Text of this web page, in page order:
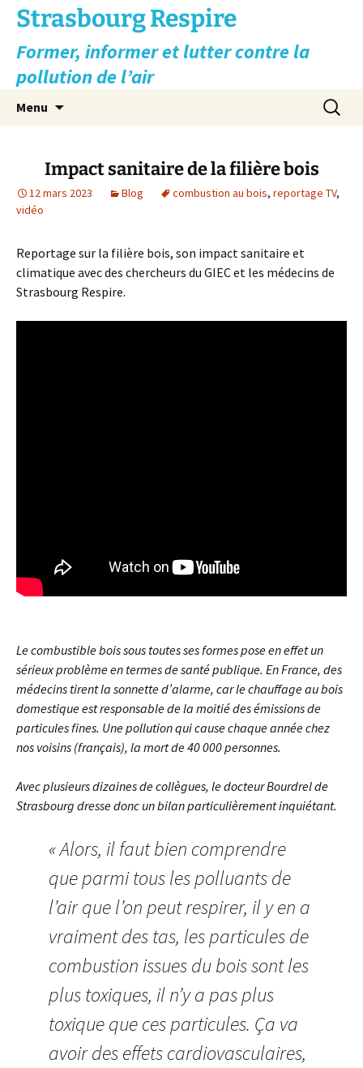
Aller
contenu
Strasbourg Respire
Former, informer et lutter contre la
pollution de l’air
Menu
Impact sanitaire de la filière bois
12 mars 2023 Blog combustion au bois, reportage TV,
vidéo
Reportage sur la filière bois, son impact sanitaire et
climatique avec des chercheurs du GIEC et les médecins de
Strasbourg Respire.
Le combustible bois sous toutes ses formes pose en effet un
sérieux problème en termes de santé publique. En France, des
médecins tirent la sonnette d’alarme, car le chauffage au bois
domestique est responsable de la moitié des émissions de
particules fines. Une pollution qui cause chaque année chez
nos voisins (français), la mort de 40 000 personnes.
Avec plusieurs dizaines de collègues, le docteur Bourdrel de
Strasbourg dresse donc un bilan particulièrement inquiétant.
« Alors, il faut bien comprendre
que parmi tous les polluants de
l’air que l’on peut respirer, il y en a
vraiment des tas, les particules de
combustion issues du bois sont les
plus toxiques, il n’y a pas plus
toxique que ces particules. Ça va
avoir des effets cardiovasculaires,